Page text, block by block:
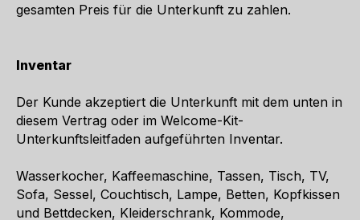
gesamten Preis für die Unterkunft zu zahlen.
Inventar
Der Kunde akzeptiert die Unterkunft mit dem unten in
diesem Vertrag oder im Welcome-Kit-
Unterkunftsleitfaden aufgeführten Inventar.
Wasserkocher, Kaffeemaschine, Tassen, Tisch, TV,
Sofa, Sessel, Couchtisch, Lampe, Betten, Kopfkissen
und Bettdecken, Kleiderschrank, Kommode,